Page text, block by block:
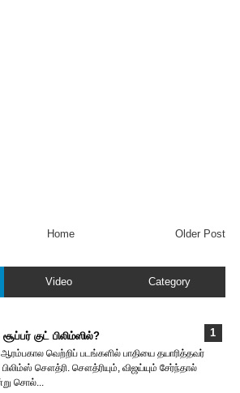
Older Post
Home
Video Category
குட் பிலிம்ஸில்?
வெற்றிப் படங்களில் பாதியை தயா‌ரித்தவர்
பிலிம்ஸ் சௌத்‌ரி. சௌத்‌ரியும், விஜய்யும் சேர்ந்தால்
சொல்...